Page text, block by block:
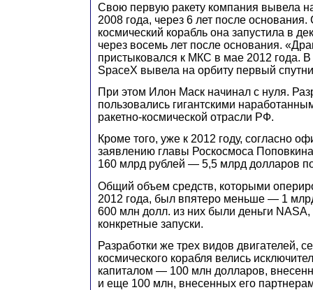
Свою первую ракету компания вывела
2008 года, через 6 лет после
космический корабль она запустила в
через восемь лет после основания.
пристыковался к МКС в мае 2012 года. В
SpaceX вывела на орбиту первый
При этом Илон Маск начинал с нуля.
пользовались гигантскими
ракетно-космической отрасли РФ.
Кроме того, уже к 2012 году, согласно
заявлению главы Роскосмоса
160 млрд рублей — 5,5 млрд долларов
Общий объем средств, которыми
2012 года, был впятеро меньше — 1
600 млн долл. из них были деньги
конкретные запуски.
Разработки же трех видов двигателей,
космического корабля велись
капиталом — 100 млн долларов,
и еще 100 млн, внесенных его